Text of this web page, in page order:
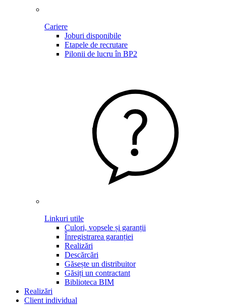
Cariere
Joburi disponibile
Etapele de recrutare
Pilonii de lucru în BP2
Linkuri utile
Culori, vopsele și garanții
Înregistrarea garanției
Realizări
Descărcări
Găsește un distribuitor
Găsiți un contractant
Biblioteca BIM
Realizări
Client individual